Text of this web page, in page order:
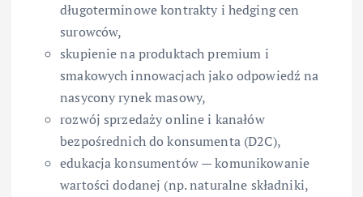
długoterminowe kontrakty i hedging cen
surowców,
skupienie na produktach premium i
smakowych innowacjach jako odpowiedź na
nasycony rynek masowy,
rozwój sprzedaży online i kanałów
bezpośrednich do konsumenta (D2C),
edukacja konsumentów — komunikowanie
wartości dodanej (np. naturalne składniki,